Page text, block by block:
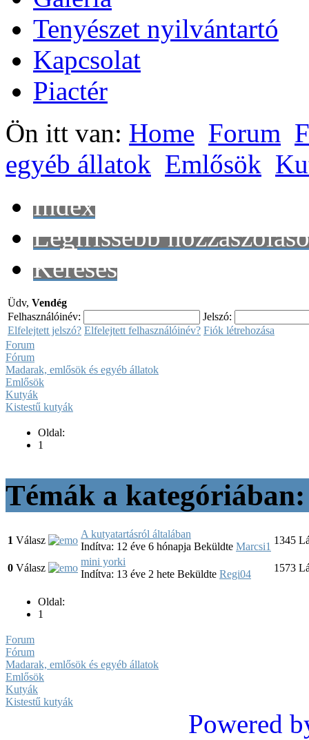
Tenyészet nyilvántartó
Kapcsolat
Piactér
Ön itt van: Home Forum
egyéb állatok Emlősök
Index
Legfrissebb
Keresés
Üdv, Vendég
Felhasználóinév:
Jelszó:
Elfelejtett jelszó? Elfelejtett felhasználóinév? Fiók létrehozása
Forum
Fórum
Madarak, emlősök és egyéb állatok
Emlősök
Kutyák
Kistestű kutyák
Oldal:
1
Témák a
1 Válasz
A kutyatartásról általában
Indítva: 12 éve 6 hónapja Beküldte Marcsi1
1345
0 Válasz
mini yorki
Indítva: 13 éve 2 hete Beküldte Regi04
1573
Oldal:
1
Forum
Fórum
Madarak, emlősök és egyéb állatok
Emlősök
Kutyák
Kistestű kutyák
Powered